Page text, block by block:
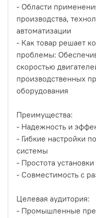
- Области
производства,
автоматизации
- Как товар решает
проблемы:
скоростью
производственных
оборудования
Преимущества:
- Надежность и
- Гибкие настройки
системы
- Простота
- Совместимость с
Целевая аудитория:
- Промышленные